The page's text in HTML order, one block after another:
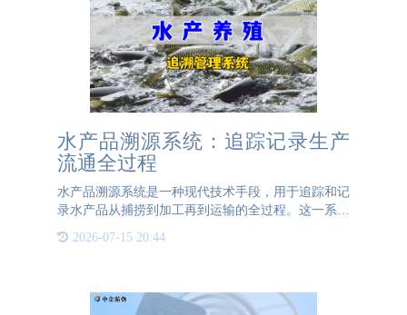
水产品溯源系统：追踪记录生产
流通全过程
水产品溯源系统是一种现代技术手段，用于追踪和记
录水产品从捕捞到加工再到运输的全过程。这一系统
一批水产品建立唯一的身份标识，从而实现从海洋到
2026-07-15 20:44